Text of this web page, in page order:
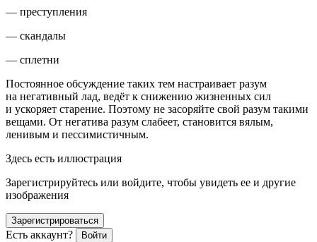
— преступления
— скандалы
— сплетни
Постоянное обсуждение таких тем настраивает разум
на негативный лад, ведёт к снижению жизненных сил
и ускоряет старение. Поэтому не засоряйте свой разум такими
вещами. От негатива разум слабеет, становится вялым,
ленивым и пессимистичным.
Здесь есть иллюстрация
Зарегистрируйтесь или войдите, чтобы увидеть ее и другие
изображения
Зарегистрироваться
Есть аккаунт? Войти